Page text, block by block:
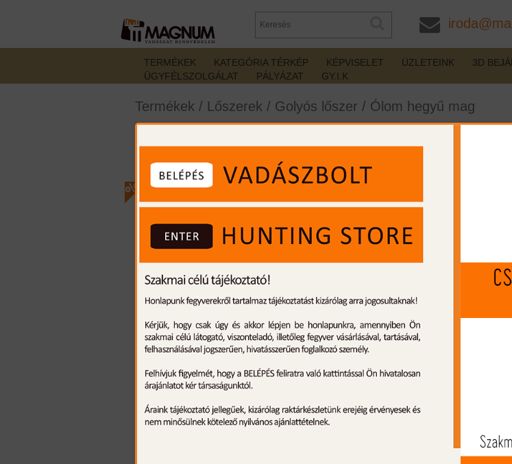
TERMÉKEK KATEGÓRIA TÉRKÉP KÉPVISELET ÜZLETEINK 3D
ÜGYFÉLSZOLGÁLAT
PÁLYÁZAT GY.I.K
Termékek / Lőszerek / Golyós lőszer / Ólom hegyű mag
Hornady SP Interlock American Whitetail 300
Kaliber:
MIP kártya jóváírás:
Termék leírás
A Hornady
modern gyártási
lövedék nyitott
becsapódáskor
energiaközlést és
biztosít. Az
lövedék köpenyét